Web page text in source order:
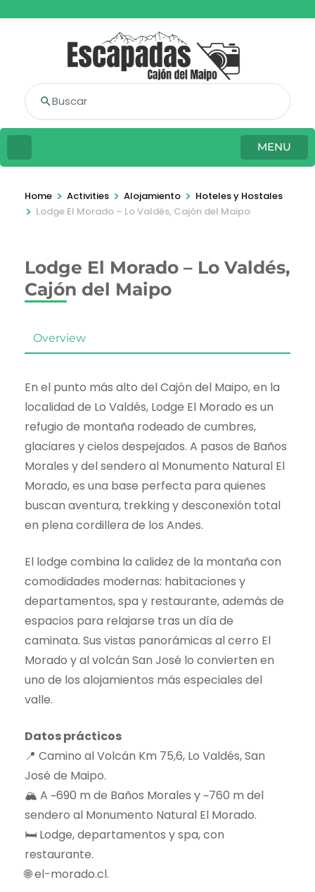
Buscar
MENU
Home > Activities > Alojamiento > Hoteles y Hostales
> Lodge El Morado – Lo Valdés, Cajón del Maipo
Lodge El Morado – Lo Valdés,
Cajón del Maipo
Overview
En el punto más alto del Cajón del Maipo, en la
localidad de Lo Valdés, Lodge El Morado es un
refugio de montaña rodeado de cumbres,
glaciares y cielos despejados. A pasos de Baños
Morales y del sendero al Monumento Natural El
Morado, es una base perfecta para quienes
buscan aventura, trekking y desconexión total
en plena cordillera de los Andes.
El lodge combina la calidez de la montaña con
comodidades modernas: habitaciones y
departamentos, spa y restaurante, además de
espacios para relajarse tras un día de
caminata. Sus vistas panorámicas al cerro El
Morado y al volcán San José lo convierten en
uno de los alojamientos más especiales del
valle.
Datos prácticos
📍 Camino al Volcán Km 75,6, Lo Valdés, San
José de Maipo.
🏔️ A ~690 m de Baños Morales y ~760 m del
sendero al Monumento Natural El Morado.
🛏️ Lodge, departamentos y spa, con
restaurante.
🌐 el-morado.cl.